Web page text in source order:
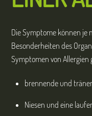
Die Symptome können je
Besonderheiten des
Symptomen von Allergien
brennende und
Niesen und eine